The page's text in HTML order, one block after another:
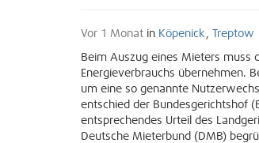
Vor 1 Monat in Köpenick, Treptow
Beim Auszug eines Mieters muss
Energieverbrauchs übernehmen.
um eine so genannte
entschied der Bundesgerichtshof
entsprechendes Urteil des
Deutsche Mieterbund (DMB)